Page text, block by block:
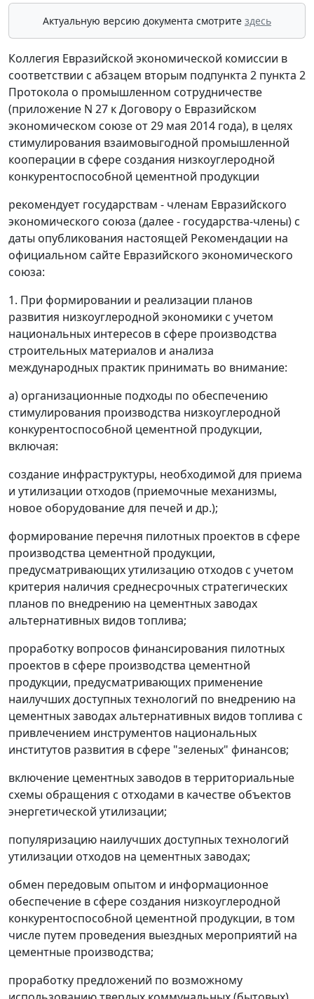
Актуальную версию документа смотрите здесь
Коллегия Евразийской экономической комиссии в
соответствии с абзацем вторым подпункта 2 пункта 2
Протокола о промышленном сотрудничестве
(приложение N 27 к Договору о Евразийском
экономическом союзе от 29 мая 2014 года), в целях
стимулирования взаимовыгодной промышленной
кооперации в сфере создания низкоуглеродной
конкурентоспособной цементной продукции
рекомендует государствам - членам Евразийского
экономического союза (далее - государства-члены) с
даты опубликования настоящей Рекомендации на
официальном сайте Евразийского экономического
союза:
1. При формировании и реализации планов
развития низкоуглеродной экономики с учетом
национальных интересов в сфере производства
строительных материалов и анализа
международных практик принимать во внимание:
а) организационные подходы по обеспечению
стимулирования производства низкоуглеродной
конкурентоспособной цементной продукции,
включая:
создание инфраструктуры, необходимой для приема
и утилизации отходов (приемочные механизмы,
новое оборудование для печей и др.);
формирование перечня пилотных проектов в сфере
производства цементной продукции,
предусматривающих утилизацию отходов с учетом
критерия наличия среднесрочных стратегических
планов по внедрению на цементных заводах
альтернативных видов топлива;
проработку вопросов финансирования пилотных
проектов в сфере производства цементной
продукции, предусматривающих применение
наилучших доступных технологий по внедрению на
цементных заводах альтернативных видов топлива с
привлечением инструментов национальных
институтов развития в сфере "зеленых" финансов;
включение цементных заводов в территориальные
схемы обращения с отходами в качестве объектов
энергетической утилизации;
популяризацию наилучших доступных технологий
утилизации отходов на цементных заводах;
обмен передовым опытом и информационное
обеспечение в сфере создания низкоуглеродной
конкурентоспособной цементной продукции, в том
числе путем проведения выездных мероприятий на
цементные производства;
проработку предложений по возможному